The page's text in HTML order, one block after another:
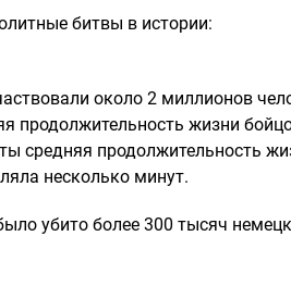
битвы в истории:
около 2 миллионов
продолжительность жизни
средняя продолжительность
несколько минут.
убито более 300 тысяч